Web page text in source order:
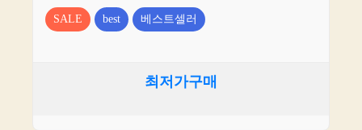
SALE best 베스트셀러
최저가구매